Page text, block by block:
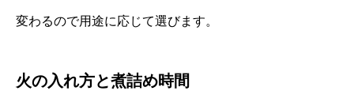
変わるので用途に応じて選びます。
火の入れ方と煮詰め時間